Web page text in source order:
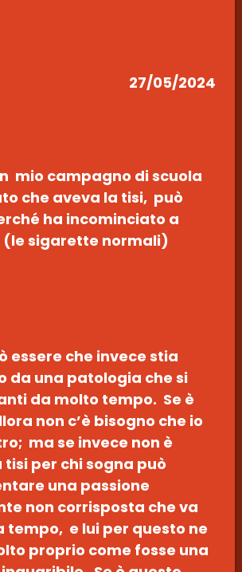
27/05/2024
mio campagno di scuola
che aveva la tisi, può
ha incominciato a
sigarette normali)
essere che invece stia
da una patologia che si
da molto tempo. Se è
non c’è bisogno che io
ma se invece non è
tisi per chi sogna può
una passione
non corrisposta che va
tempo, e lui per questo ne
proprio come fosse una